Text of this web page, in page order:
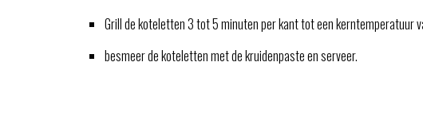
Grill de koteletten 3 tot 5 minuten per kant tot een kerntemperatuur
besmeer de koteletten met de kruidenpaste en serveer.